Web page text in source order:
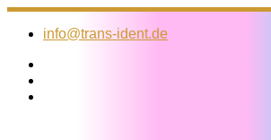
Zum
Inhalt
info@trans-ident.de